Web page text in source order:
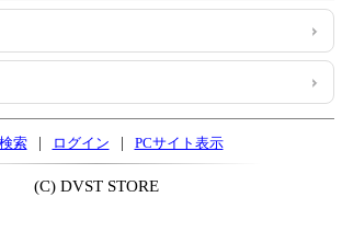
索 | ログイン | PCサイト表示
(C) DVST STORE